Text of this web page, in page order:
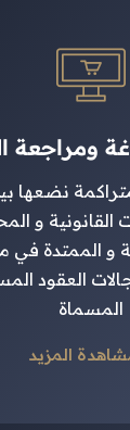
ومراجعة
نضعها
و
و الممتدة في
العقود
المسماة
المزيد